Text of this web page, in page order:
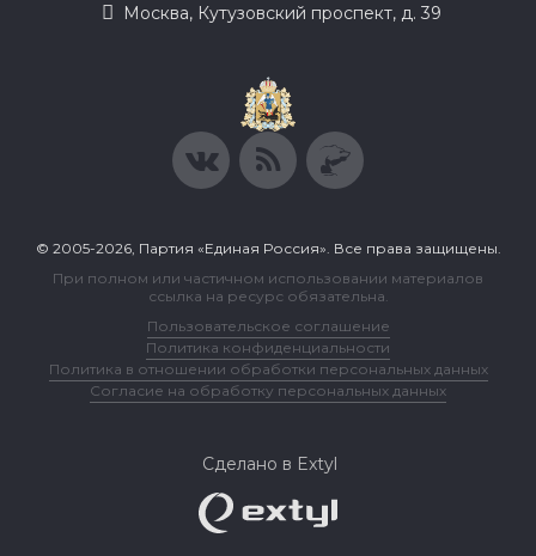
Москва, Кутузовский проспект, д. 39
© 2005-2026, Партия «Единая Россия». Все права защищены.
При полном или частичном использовании материалов
ссылка на ресурс обязательна.
Пользовательское соглашение
Политика конфиденциальности
Политика в отношении обработки персональных данных
Согласие на обработку персональных данных
Сделано в Extyl